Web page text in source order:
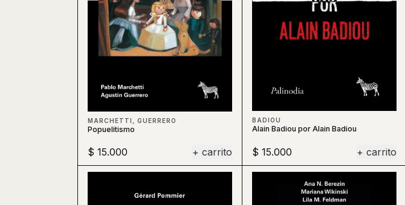
MARCHETTI, GUERRERO
Popuelitismo
$ 15.000 + carrito
BADIOU
Alain Badiou por Alain Badiou
$ 15.000 + carrito